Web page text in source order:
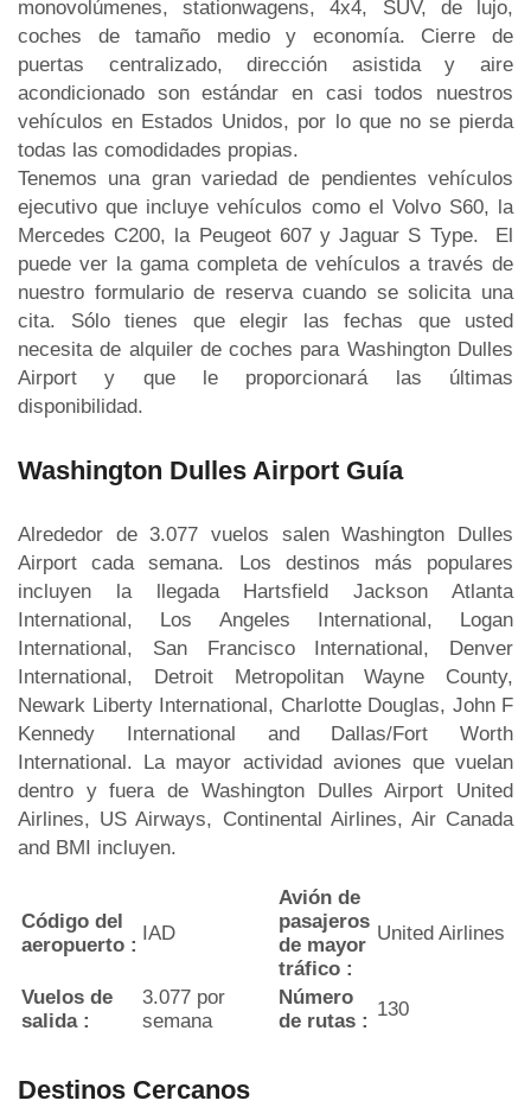
monovolúmenes, stationwagens, 4x4, SUV, de lujo,
coches de tamaño medio y economía. Cierre de
puertas centralizado, dirección asistida y aire
acondicionado son estándar en casi todos nuestros
vehículos en Estados Unidos, por lo que no se pierda
todas las comodidades propias.
Tenemos una gran variedad de pendientes vehículos
ejecutivo que incluye vehículos como el Volvo S60, la
Mercedes C200, la Peugeot 607 y Jaguar S Type. El
puede ver la gama completa de vehículos a través de
nuestro formulario de reserva cuando se solicita una
cita. Sólo tienes que elegir las fechas que usted
necesita de alquiler de coches para Washington Dulles
Airport y que le proporcionará las últimas
disponibilidad.
Washington Dulles Airport Guía
Alrededor de 3.077 vuelos salen Washington Dulles
Airport cada semana. Los destinos más populares
incluyen la llegada Hartsfield Jackson Atlanta
International, Los Angeles International, Logan
International, San Francisco International, Denver
International, Detroit Metropolitan Wayne County,
Newark Liberty International, Charlotte Douglas, John F
Kennedy International and Dallas/Fort Worth
International. La mayor actividad aviones que vuelan
dentro y fuera de Washington Dulles Airport United
Airlines, US Airways, Continental Airlines, Air Canada
and BMI incluyen.
Código del
aeropuerto :
IAD
Avión de
pasajeros
de mayor
tráfico :
United Airlines
Vuelos de
salida :
3.077 por
semana
Número
de rutas :
130
Destinos Cercanos